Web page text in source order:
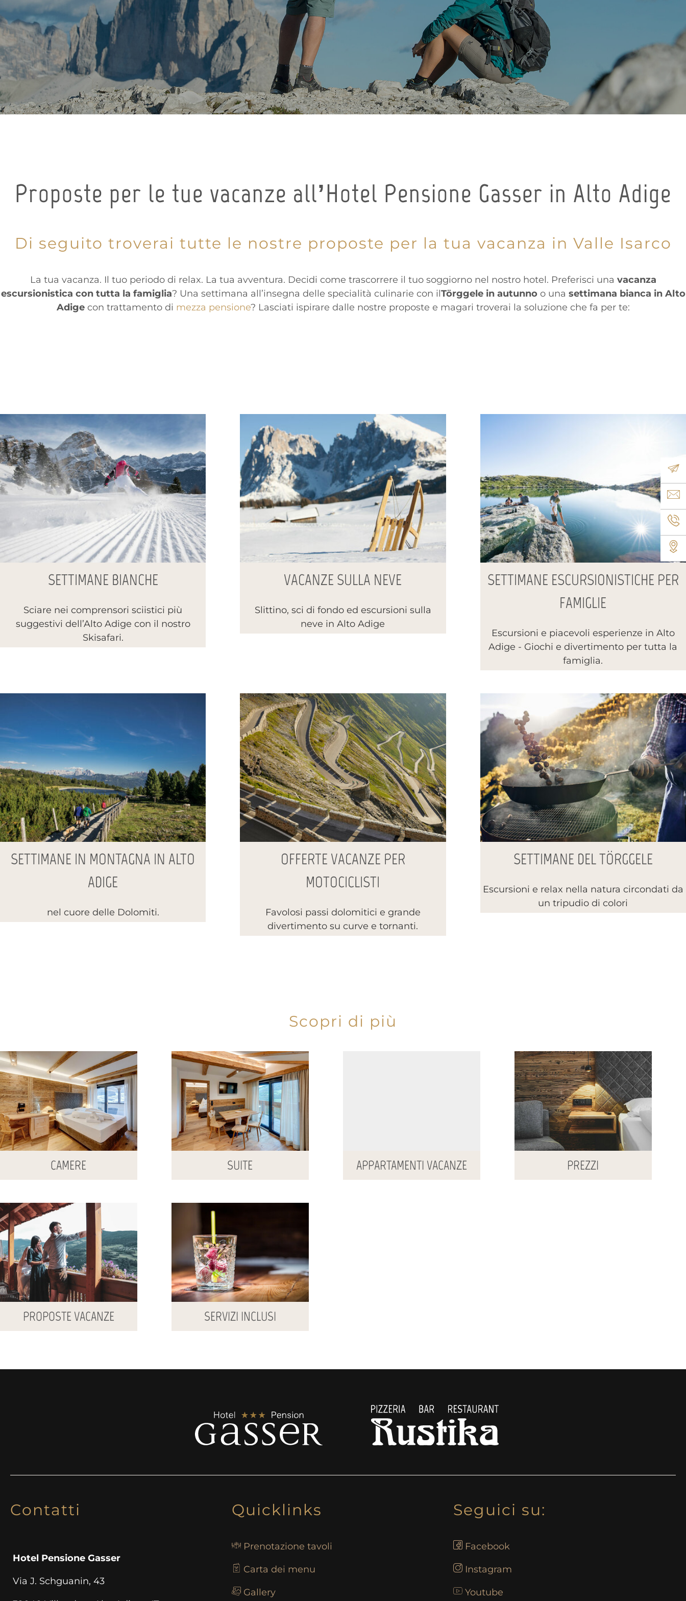
Proposte per le tue vacanze all’Hotel Pensione Gasser in Alto Adige
Di seguito troverai tutte le nostre proposte per la tua vacanza in Valle Isarco
La tua vacanza. Il tuo periodo di relax. La tua avventura. Decidi come trascorrere il tuo soggiorno nel nostro hotel. Preferisci una vacanza
escursionistica con tutta la famiglia? Una settimana all’insegna delle specialità culinarie con ilTörggele in autunnoo una settimana bianca in Alto
Adigecon trattamento di mezza pensione? Lasciati ispirare dalle nostre proposte e magari troverai la soluzione che fa per te:
SETTIMANE BIANCHE
Sciare nei comprensori sciistici più
suggestivi dell’Alto Adige con il nostro
Skisafari.
VACANZE SULLA NEVE
Slittino, sci di fondo ed escursioni sulla
neve in Alto Adige
SETTIMANE ESCURSIONISTICHE PER
FAMIGLIE
Escursioni e piacevoli esperienze in Alto
Adige - Giochi e divertimento per tutta la
famiglia.
SETTIMANE IN MONTAGNA IN ALTO
ADIGE
nel cuore delle Dolomiti.
OFFERTE VACANZE PER
MOTOCICLISTI
Favolosi passi dolomitici e grande
divertimento su curve e tornanti.
SETTIMANE DEL TÖRGGELE
Escursioni e relax nella natura circondati da
un tripudio di colori
Scopri di più
CAMERE SUITE APPARTAMENTI VACANZE PREZZI
PROPOSTE VACANZE SERVIZI INCLUSI
Contatti
Hotel Pensione Gasser
Via J. Schguanin, 43
Quicklinks
Prenotazione tavoli
Carta dei menu
Gallery
Seguici su:
Facebook
Instagram
Youtube